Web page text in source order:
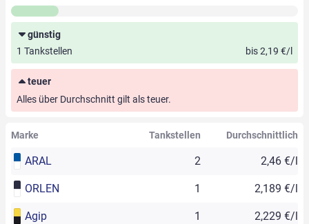
günstig
1 Tankstellen
bis 2,19 €/l
teuer
Alles über Durchschnitt gilt als teuer.
Marke Tankstellen Durchschnittlich
ARAL 2 2,46 €/l
ORLEN 1 2,189 €/l
Agip 1 2,229 €/l